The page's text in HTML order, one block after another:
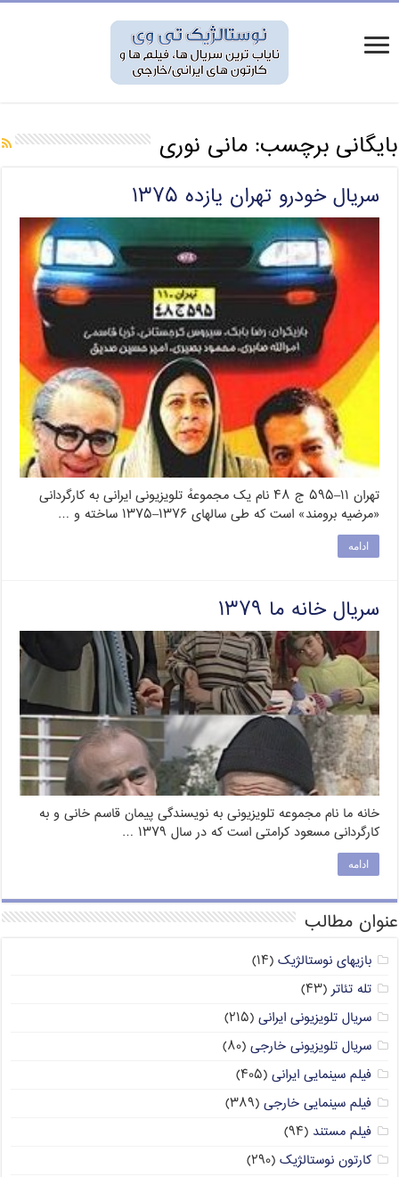
بایگانی برچسب:مانی نوری
سریال خودرو تهران یازده ۱۳۷۵
تهران ۱۱–۵۹۵ ج ۴۸ نام یک مجموعهٔ تلویزیونی ایرانی به کارگردانی
«مرضیه برومند» است که طی سالهای ۱۳۷۶–۱۳۷۵ ساخته و …
ادامه
سریال خانه ما ۱۳۷۹
خانه ما نام مجموعه تلویزیونی به نویسندگی پیمان قاسم خانی و به
کارگردانی مسعود کرامتی است که در سال ۱۳۷۹ …
ادامه
عنوان مطالب
بازیهای نوستالژیک (۱۴)
تله تئاتر(۴۳)
سریال تلویزیونی ایرانی (۲۱۵)
سریال تلویزیونی خارجی (۸۰)
فیلم سینمایی ایرانی (۴۰۵)
فیلم سینمایی خارجی (۳۸۹)
فیلم مستند (۹۴)
کارتون نوستالژیک (۲۹۰)